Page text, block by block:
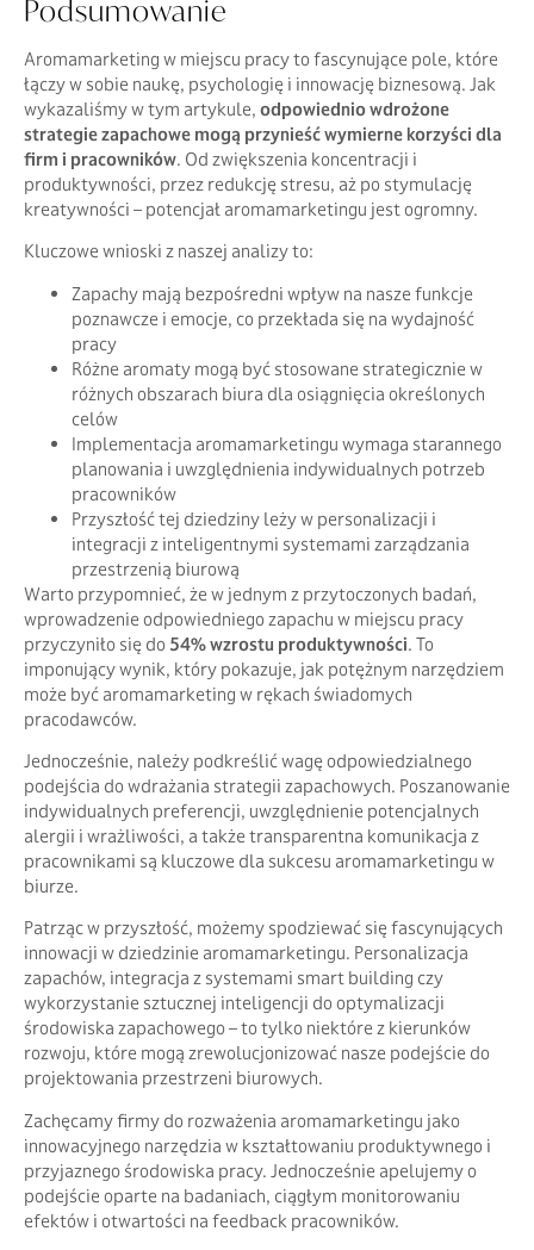
Podsumowanie
Aromamarketing w miejscu pracy to fascynujące pole, które
łączy w sobie naukę, psychologię i innowację biznesową. Jak
wykazaliśmy w tym artykule, odpowiednio wdrożone
strategie zapachowe mogą przynieść wymierne korzyści dla
firm i pracowników. Od zwiększenia koncentracji i
produktywności, przez redukcję stresu, aż po stymulację
kreatywności – potencjał aromamarketingu jest ogromny.
Kluczowe wnioski z naszej analizy to:
Zapachy mają bezpośredni wpływ na nasze funkcje
poznawcze i emocje, co przekłada się na wydajność
pracy
Różne aromaty mogą być stosowane strategicznie w
różnych obszarach biura dla osiągnięcia określonych
celów
Implementacja aromamarketingu wymaga starannego
planowania i uwzględnienia indywidualnych potrzeb
pracowników
Przyszłość tej dziedziny leży w personalizacji i
integracji z inteligentnymi systemami zarządzania
przestrzenią biurową
Warto przypomnieć, że w jednym z przytoczonych badań,
wprowadzenie odpowiedniego zapachu w miejscu pracy
przyczyniło się do 54% wzrostu produktywności. To
imponujący wynik, który pokazuje, jak potężnym narzędziem
może być aromamarketing w rękach świadomych
pracodawców.
Jednocześnie, należy podkreślić wagę odpowiedzialnego
podejścia do wdrażania strategii zapachowych. Poszanowanie
indywidualnych preferencji, uwzględnienie potencjalnych
alergii i wrażliwości, a także transparentna komunikacja z
pracownikami są kluczowe dla sukcesu aromamarketingu w
biurze.
Patrząc w przyszłość, możemy spodziewać się fascynujących
innowacji w dziedzinie aromamarketingu. Personalizacja
zapachów, integracja z systemami smart building czy
wykorzystanie sztucznej inteligencji do optymalizacji
środowiska zapachowego – to tylko niektóre z kierunków
rozwoju, które mogą zrewolucjonizować nasze podejście do
projektowania przestrzeni biurowych.
Zachęcamy firmy do rozważenia aromamarketingu jako
innowacyjnego narzędzia w kształtowaniu produktywnego i
przyjaznego środowiska pracy. Jednocześnie apelujemy o
podejście oparte na badaniach, ciągłym monitorowaniu
efektów i otwartości na feedback pracowników.